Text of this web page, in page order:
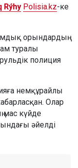
Rýhy Polisia.kz-ке
орындардың
туралы
полиция
немқұрайлы
Олар
мас күйде
әйелді